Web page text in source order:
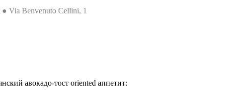
● Via Benvenuto Cellini, 1
авокадо-тост oriented аппетит: